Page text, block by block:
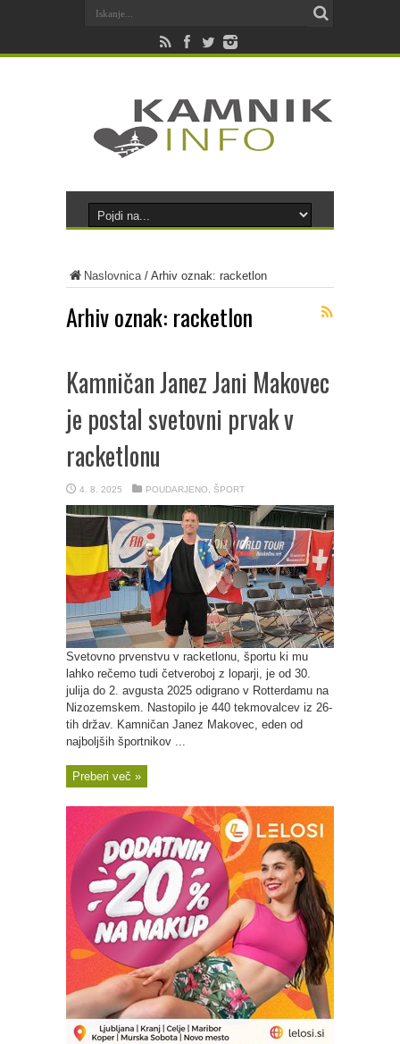
Naslovnica/ Arhiv oznak: racketlon
Arhiv oznak: racketlon
Kamničan Janez Jani Makovec
je postal svetovni prvak v
racketlonu
4. 8. 2025 POUDARJENO ŠPORT
Svetovno prvenstvu v racketlonu, športu ki mu
lahko rečemo tudi četveroboj z loparji, je od 30.
julija do 2. avgusta 2025 odigrano v Rotterdamu na
Nizozemskem. Nastopilo je 440 tekmovalcev iz 26-
tih držav. Kamničan Janez Makovec, eden od
najboljših športnikov ...
Preberi več »